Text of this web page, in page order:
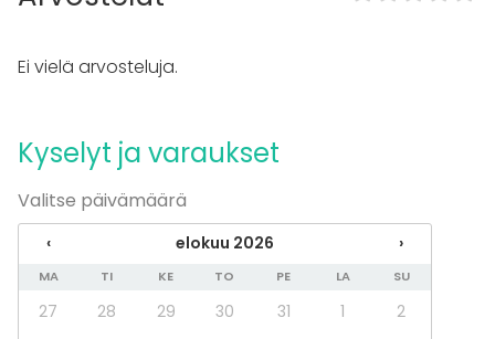
Tapahtumatyypit
Häät
Saunailta
Illallinen / lounas
Kokous
Seminaari / konferenssi
Esitys / näytös
Virkistystilaisuus
Ei vielä arvosteluja.
Kyselyt ja varaukset
Valitse päivämäärä
‹ elokuu 2026 ›
MA TI KE TO PE LA SU
27 28 29 30 31 1
2